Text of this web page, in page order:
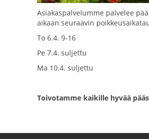
Asiakaspalvelumme palvelee
aikaan seuraavin
To 6.4. 9-16
Pe 7.4. suljettu
Ma 10.4. suljettu
Toivotamme kaikille hyvää